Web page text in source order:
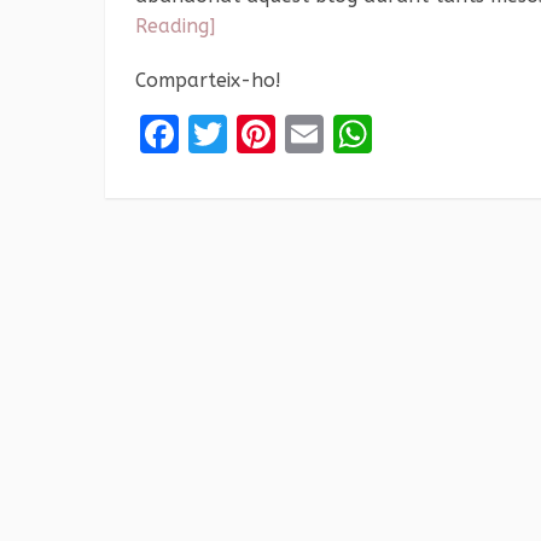
Reading]
Comparteix-ho!
Facebook
Twitter
Pinterest
Email